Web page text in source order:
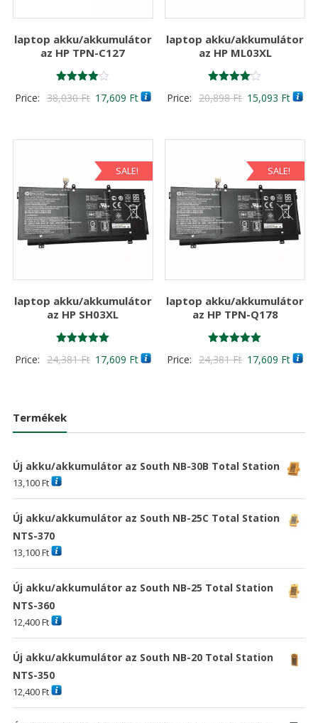
laptop akku/akkumulátor
az HP TPN-C127
4.00
Price: 38,030Ft Original
17,609 FtCurrent
laptop akku/akkumulátor
az HP ML03XL
4.00
Price: 20,898Ft Original
15,093 Ft
SALE!
laptop akku/akkumulátor
az HP SH03XL
5.00
Price: 24,381Ft Original
17,609 FtCurrent
SALE!
laptop akku/akkumulátor
az HP TPN-Q178
5.00
Price: 24,381Ft Original
17,609 Ft
Termékek
Új akku/akkumulátor az South NB-30B Total Station
13,100Ft
Új akku/akkumulátor az South NB-25C Total Station
NTS-370
13,100Ft
Új akku/akkumulátor az South NB-25 Total Station
NTS-360
12,400Ft
Új akku/akkumulátor az South NB-20 Total Station
NTS-350
12,400Ft